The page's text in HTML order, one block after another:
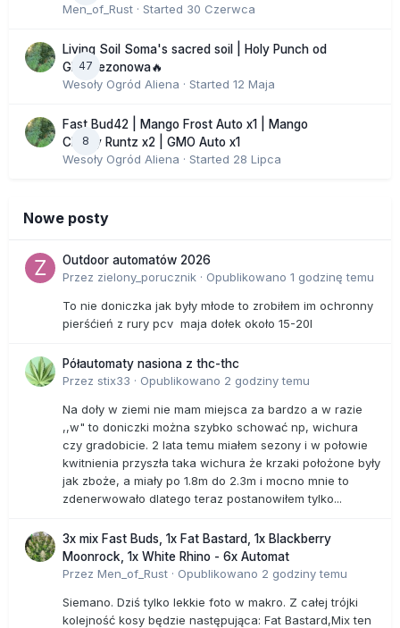
Men_of_Rust · Started 30 Czerwca
47
Living Soil Soma's sacred soil | Holy Punch od
GHS sezonowa🔥
Wesoły Ogród Aliena · Started 12 Maja
8
Fast Bud42 | Mango Frost Auto x1 | Mango
Cherry Runtz x2 | GMO Auto x1
Wesoły Ogród Aliena · Started 28 Lipca
Nowe posty
Outdoor automatów 2026
Przez zielony_porucznik · Opublikowano 1 godzinę temu
To nie doniczka jak były młode to zrobiłem im ochronny
pierśćień z rury pcv maja dołek około 15-20l
Półautomaty nasiona z thc-thc
Przez stix33 · Opublikowano 2 godziny temu
Na doły w ziemi nie mam miejsca za bardzo a w razie
,,w" to doniczki można szybko schować np, wichura
czy gradobicie. 2 lata temu miałem sezony i w połowie
kwitnienia przyszła taka wichura że krzaki położone były
jak zboże, a miały po 1.8m do 2.3m i mocno mnie to
zdenerwowało dlatego teraz postanowiłem tylko...
3x mix Fast Buds, 1x Fat Bastard, 1x Blackberry
Moonrock, 1x White Rhino - 6x Automat
Przez Men_of_Rust · Opublikowano 2 godziny temu
Siemano. Dziś tylko lekkie foto w makro. Z całej trójki
kolejność kosy będzie następująca: Fat Bastard,Mix ten